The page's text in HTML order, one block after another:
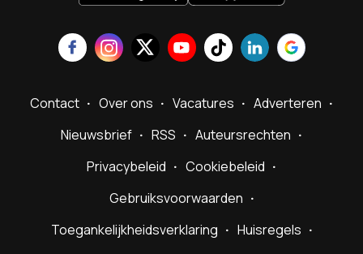
Contact Over ons Vacatures
Adverteren
Nieuwsbrief
RSS
Auteursrechten
Privacybeleid
Cookiebeleid
Gebruiksvoorwaarden
Toegankelijkheidsverklaring
Huisregels